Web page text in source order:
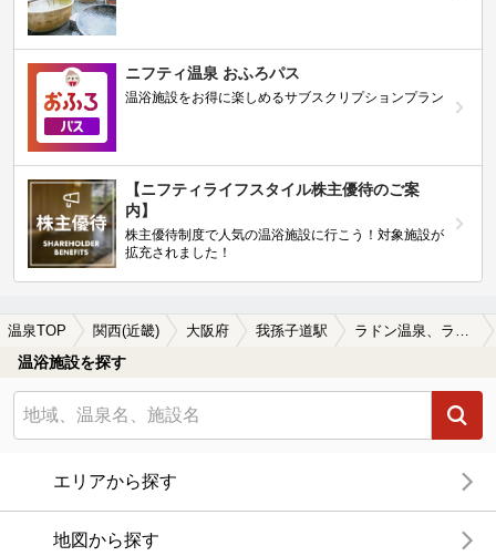
ニフティ温泉 おふろパス
温浴施設をお得に楽しめるサブスクリプションプラン
【ニフティライフスタイル株主優待のご案
内】
株主優待制度で人気の温浴施設に行こう！対象施設が
拡充されました！
温泉TOP 関西(近畿) 大阪府 我孫子道駅 ラドン温泉、ラジウム温泉が楽しめる我孫子道駅近くの温泉、日帰り温泉、スーパー銭湯おすすめ
温浴施設を探す
エリアから探す
地図から探す